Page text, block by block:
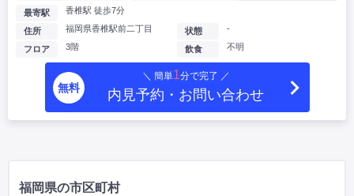
最寄駅 香椎駅 徒歩7分
住所 福岡県香椎駅前二丁目
フロア 3階
状態 -
飲食 不明
無料
＼ 簡単1分で完了 ／
内見予約・お問い合わせ
福岡県の市区町村